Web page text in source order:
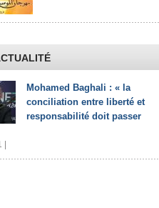
Mohamed Baghali : « la
conciliation entre liberté et
responsabilité doit passer